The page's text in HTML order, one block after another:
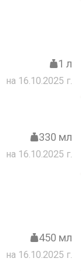
1 л
на 16.10.2025 г.
330 мл
на 16.10.2025 г.
450 мл
на 16.10.2025 г.